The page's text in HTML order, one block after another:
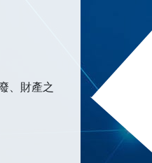
、財產之